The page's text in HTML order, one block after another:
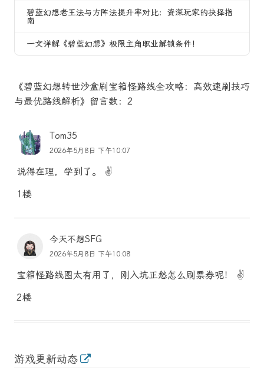
碧蓝幻想老王法与方阵法提升率对比：资深玩家的抉择指
南
一文详解《碧蓝幻想》极限主角职业解锁条件！
《碧蓝幻想转世沙盒刷宝箱怪路线全攻略：高效速刷技巧
与最优路线解析》留言数：2
Tom35
2026年5月8日 下午10:07
说得在理，学到了。 ✌️
1楼
今天不想SFG
2026年5月8日 下午10:08
宝箱怪路线图太有用了，刚入坑正愁怎么刷票券呢！ ✌️
2楼
游戏更新动态